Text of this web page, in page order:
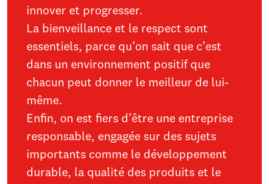
innover et progresser.
La bienveillance et le respect sont
essentiels, parce qu’on sait que c’est
dans un environnement positif que
chacun peut donner le meilleur de lui-
même.
Enfin, on est fiers d’être une entreprise
responsable, engagée sur des sujets
importants comme le développement
durable, la qualité des produits et le